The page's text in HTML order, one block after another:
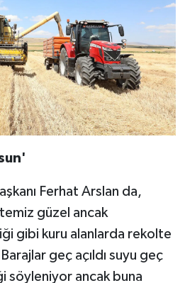
Ferhat Arslan da,
güzel ancak
gibi kuru alanlarda rekolte
geç açıldı suyu geç
söyleniyor ancak buna